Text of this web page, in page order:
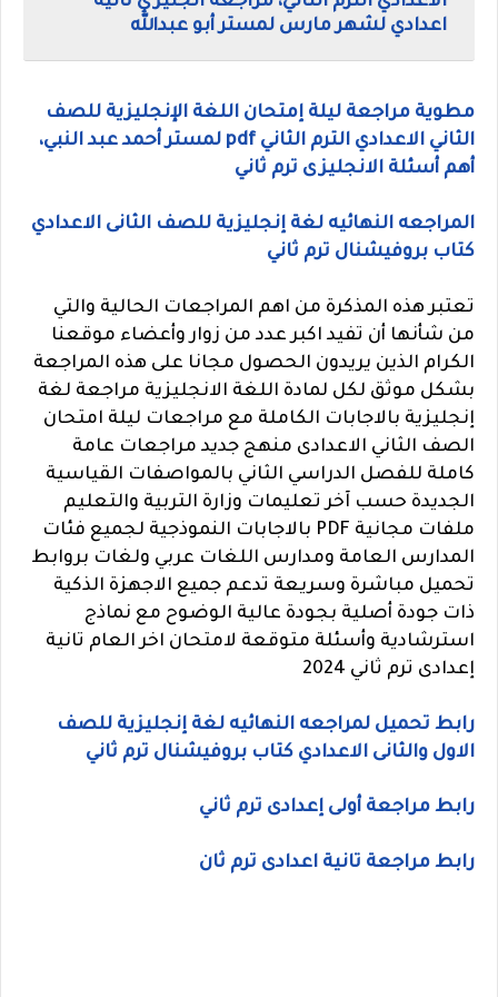
اعدادي لشهر مارس لمستر أبو عبدالله
مطوية مراجعة ليلة إمتحان اللغة الإنجليزية للصف
الثاني الاعدادي الترم الثاني pdf لمستر أحمد عبد النبي،
أهم أسئلة الانجليزى ترم ثاني
المراجعه النهائيه لغة إنجليزية للصف الثانى الاعدادي
كتاب بروفيشنال ترم ثاني
تعتبر هذه المذكرة من اهم المراجعات الحالية والتي
من شأنها أن تفيد اكبر عدد من زوار وأعضاء موقعنا
الكرام الذين يريدون الحصول مجانا على هذه المراجعة
بشكل موثق لكل لمادة اللغة الانجليزية مراجعة لغة
إنجليزية بالاجابات الكاملة مع مراجعات ليلة امتحان
الصف الثاني الاعدادى منهج جديد مراجعات عامة
كاملة للفصل الدراسي الثاني بالمواصفات القياسية
الجديدة حسب آخر تعليمات وزارة التربية والتعليم
ملفات مجانية PDF بالاجابات النموذجية لجميع فئات
المدارس العامة ومدارس اللغات عربي ولغات بروابط
تحميل مباشرة وسريعة تدعم جميع الاجهزة الذكية
ذات جودة أصلية بجودة عالية الوضوح مع نماذج
استرشادية وأسئلة متوقعة لامتحان اخر العام تانية
إعدادى ترم ثاني 2024
رابط تحميل لمراجعه النهائيه لغة إنجليزية للصف
الاول والثانى الاعدادي كتاب بروفيشنال ترم ثاني
رابط مراجعة أولى إعدادى ترم ثاني
رابط مراجعة تانية اعدادى ترم ثان